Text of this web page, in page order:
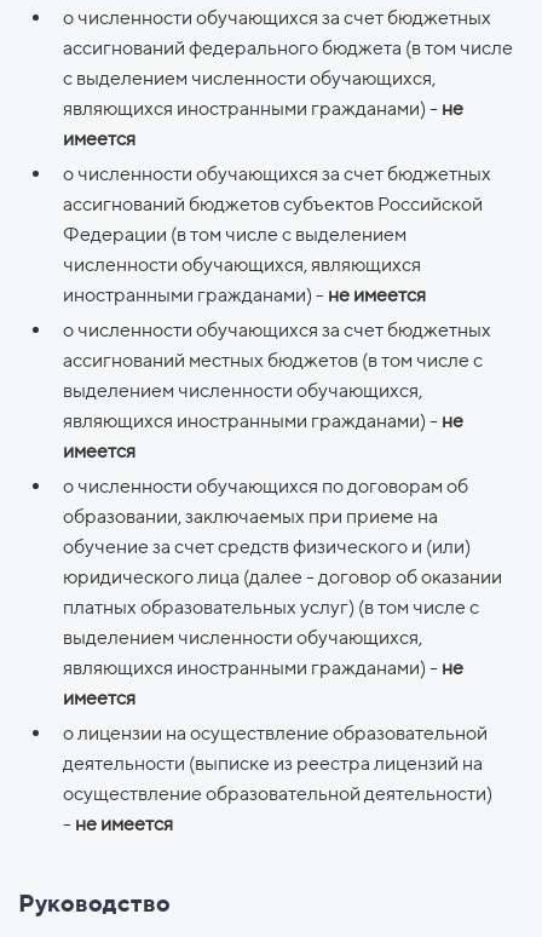
о численности обучающихся за счет бюджетных
ассигнований федерального бюджета (в том числе
с выделением численности обучающихся,
являющихся иностранными гражданами) - не
имеется
о численности обучающихся за счет бюджетных
ассигнований бюджетов субъектов Российской
Федерации (в том числе с выделением
численности обучающихся, являющихся
иностранными гражданами) - не имеется
о численности обучающихся за счет бюджетных
ассигнований местных бюджетов (в том числе с
выделением численности обучающихся,
являющихся иностранными гражданами) - не
имеется
о численности обучающихся по договорам об
образовании, заключаемых при приеме на
обучение за счет средств физического и (или)
юридического лица (далее - договор об оказании
платных образовательных услуг) (в том числе с
выделением численности обучающихся,
являющихся иностранными гражданами) - не
имеется
о лицензии на осуществление образовательной
деятельности (выписке из реестра лицензий на
осуществление образовательной деятельности)
- не имеется
Руководство